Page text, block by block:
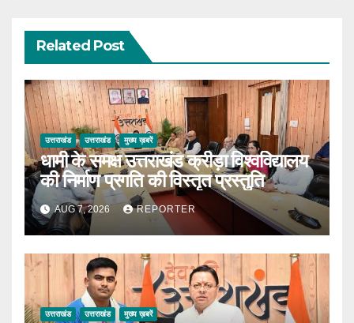
Related Post
उत्तराखंड उत्तराखंड मुख्य ख़बरें
धामी के समक्ष उत्तराखंड क्रीड़ा विश्वविद्यालय
की निर्माण प्रगति की विस्तृत प्रस्तुति
AUG 7, 2026 REPORTER
उत्तराखंड उत्तराखंड मुख्य ख़बरें